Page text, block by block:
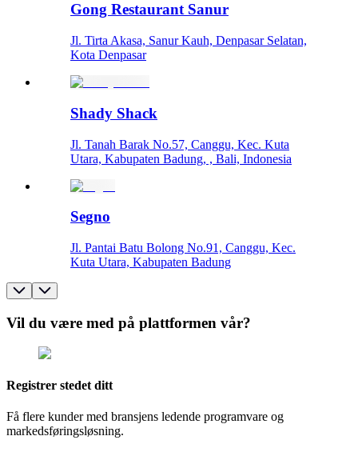
Gong Restaurant Sanur
Jl. Tirta Akasa, Sanur Kauh, Denpasar Selatan,
Kota Denpasar
Shady Shack
Jl. Tanah Barak No.57, Canggu, Kec. Kuta
Utara, Kabupaten Badung, , Bali, Indonesia
Segno
Jl. Pantai Batu Bolong No.91, Canggu, Kec.
Kuta Utara, Kabupaten Badung
Vil du være med på plattformen vår?
Registrer stedet ditt
Få flere kunder med bransjens ledende programvare og
markedsføringsløsning.